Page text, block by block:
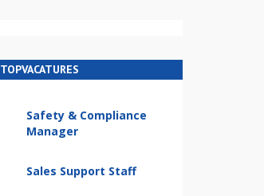
TOPVACATURES
Safety & Compliance
Manager
Sales Support Staff